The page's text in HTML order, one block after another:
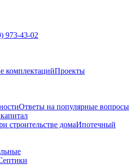
973-43-02
комплектацийПроекты
Ответы на популярные вопросы
строительстве домаИпотечный